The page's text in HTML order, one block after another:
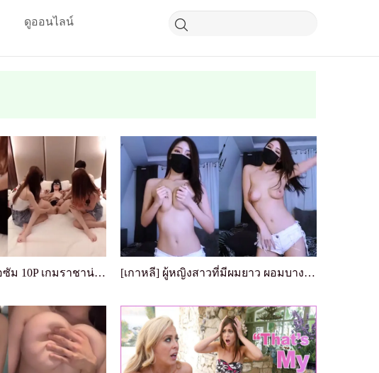
ดูออนไลน์
linlinbebe ซูเปอร์ออซัม 10P เกมราชาน่าตื่นเต้น [เกาหลี] ผู้หญิงสาวที่มีผมยาว ผอมบาง ทำการถ่ายทอด...